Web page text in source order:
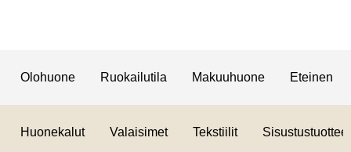
Olohuone Ruokailutila Makuuhuone Eteinen
Huonekalut Valaisimet Tekstiilit Sisustustuotteet